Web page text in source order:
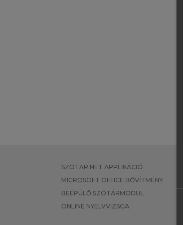
SZOTAR.NET APPLIKÁCIÓ
MICROSOFT OFFICE BŐVÍTMÉNY
BEÉPÜLŐ SZÓTÁRMODUL
ONLINE NYELVVIZSGA